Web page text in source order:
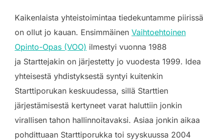
Kaikenlaista yhteistoimintaa tiedekuntamme piirissä
on ollut jo kauan. Ensimmäinen Vaihtoehtoinen
Opinto-Opas (VOO) ilmestyi vuonna 1988
ja Starttejakin on järjestetty jo vuodesta 1999. Idea
yhteisestä yhdistyksestä syntyi kuitenkin
Starttiporukan keskuudessa, sillä Starttien
järjestämisestä kertyneet varat haluttiin jonkin
virallisen tahon hallinnoitavaksi. Asiaa jonkin aikaa
pohdittuaan Starttiporukka toi syyskuussa 2004